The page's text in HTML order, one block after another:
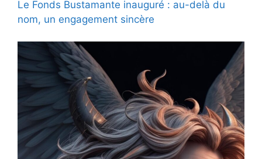
Le Fonds Bustamante inauguré : au-delà du
nom, un engagement sincère